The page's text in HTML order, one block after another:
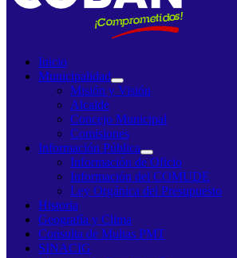
Inicio
Municipalidad
Misión y Visión
Alcalde
Concejo Municipal
Comisiones
Información Pública
Información de Oficio
Información del COMUDE
Ley Orgánica del Presupuesto
Historia
Geografía y Clima
Consulta de Multas PMT
SINACIG